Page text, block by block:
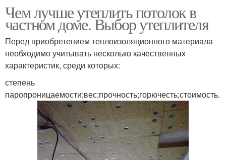
Чем лучше утеплить потолок в
частном доме. Выбор утеплителя
Перед приобретением теплоизоляционного материала
необходимо учитывать несколько качественных
характеристик, среди которых:
степень
паропроницаемости;вес;прочность;горючесть;стоимость.